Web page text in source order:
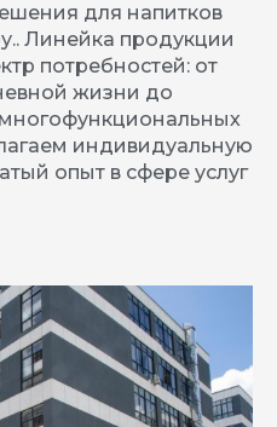
для напитков
Линейка продукции
потребностей: от
жизни до
индивидуальную
опыт в сфере услуг